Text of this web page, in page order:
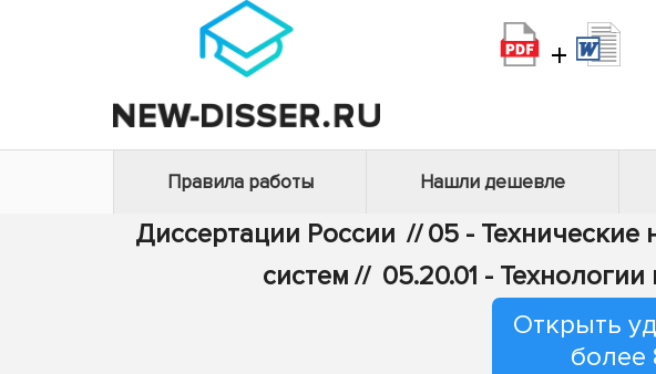
+
Правила работы Нашли дешевле
Диссертации России // 05 - Технические
систем // 05.20.01 -
Открыть
более